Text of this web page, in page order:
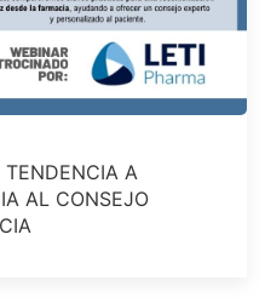
TENDENCIA A
AL CONSEJO